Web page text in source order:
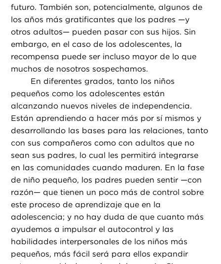
futuro. También son, potencialmente, algunos de
los años más gratificantes que los padres —y
otros adultos— pueden pasar con sus hijos. Sin
embargo, en el caso de los adolescentes, la
recompensa puede ser incluso mayor de lo que
muchos de nosotros sospechamos.
En diferentes grados, tanto los niños
pequeños como los adolescentes están
alcanzando nuevos niveles de independencia.
Están aprendiendo a hacer más por sí mismos y
desarrollando las bases para las relaciones, tanto
con sus compañeros como con adultos que no
sean sus padres, lo cual les permitirá integrarse
en las comunidades cuando maduren. En la fase
de niño pequeño, los padres pueden sentir —con
razón— que tienen un poco más de control sobre
este proceso de aprendizaje que en la
adolescencia; y no hay duda de que cuanto más
ayudemos a impulsar el autocontrol y las
habilidades interpersonales de los niños más
pequeños, más fácil será para ellos expandir